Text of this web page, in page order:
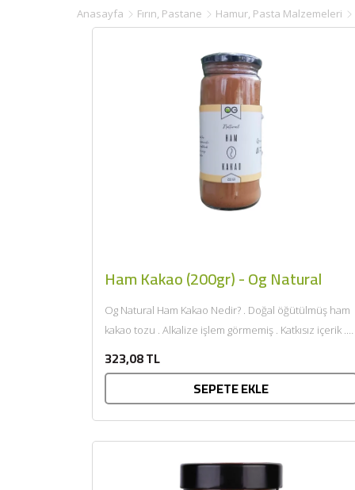
Anasayfa Fırın, Pastane Hamur, Pasta Malzemeleri
Ham Kakao (200gr) - Og Natural
Og Natural Ham Kakao Nedir? . Doğal öğütülmüş ham
kakao tozu . Alkalize işlem görmemiş . Katkısız içerik .
323,08 TL
SEPETE EKLE